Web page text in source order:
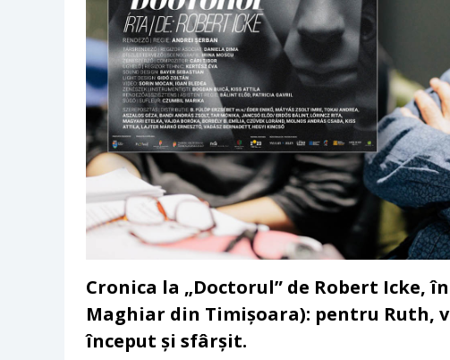
Cronica la „Doctorul” de Robert Icke,
Maghiar din Timișoara): pentru Ruth,
început și sfârșit.